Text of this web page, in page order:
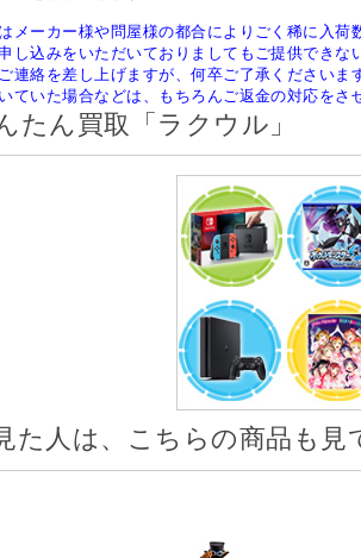
メーカー様や問屋様の都合によりごく稀に入荷
し込みをいただいておりましてもご提供できな
連絡を差し上げますが、何卒ご了承くださいま
ていた場合などは、もちろんご返金の対応をさ
たん買取「ラクウル」
た人は、こちらの商品も見